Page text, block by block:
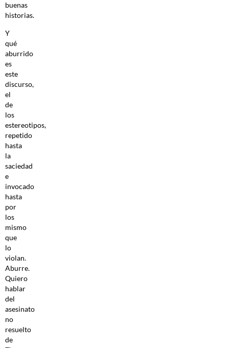
buenas
historias.
Y
qué
aburrido
es
este
discurso,
el
de
los
estereotipos,
repetido
hasta
la
saciedad
e
invocado
hasta
por
los
mismo
que
lo
violan.
Aburre.
Quiero
hablar
del
asesinato
no
resuelto
de